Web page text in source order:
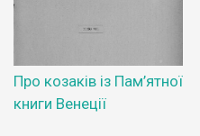
Про козаків із Пам’ятної
книги Венеції